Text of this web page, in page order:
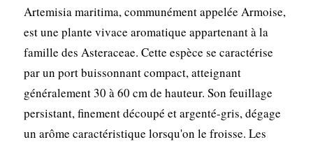
Artemisia maritima, communément appelée Armoise,
est une plante vivace aromatique appartenant à la
famille des Asteraceae. Cette espèce se caractérise
par un port buissonnant compact, atteignant
généralement 30 à 60 cm de hauteur. Son feuillage
persistant, finement découpé et argenté-gris, dégage
un arôme caractéristique lorsqu'on le froisse. Les